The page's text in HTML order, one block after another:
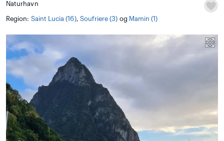
Naturhavn
Region: Saint Lucia (16), Soufriere (3) og Mamin (1)